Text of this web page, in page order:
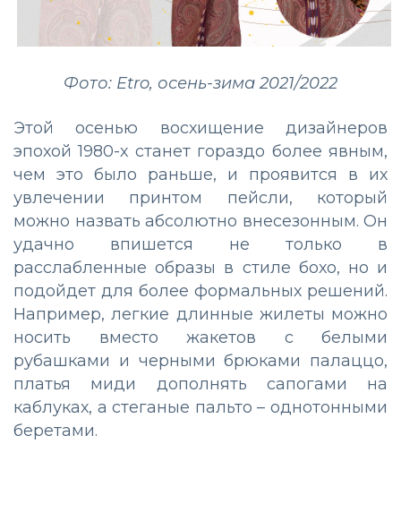
Фото: Etro, осень-зима 2021/2022
Этой осенью восхищение дизайнеров
эпохой 1980-х станет гораздо более явным,
чем это было раньше, и проявится в их
увлечении принтом пейсли, который
можно назвать абсолютно внесезонным. Он
удачно впишется не только в
расслабленные образы в стиле бохо, но и
подойдет для более формальных решений.
Например, легкие длинные жилеты можно
носить вместо жакетов с белыми
рубашками и черными брюками палаццо,
платья миди дополнять сапогами на
каблуках, а стеганые пальто – однотонными
беретами.